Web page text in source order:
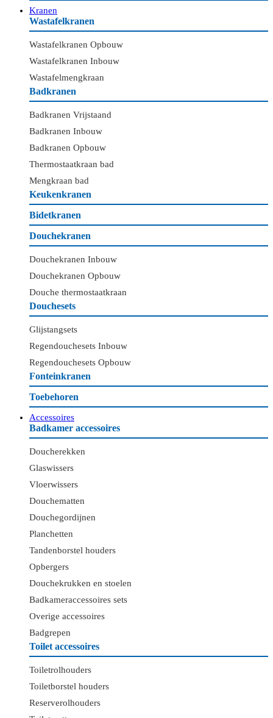
Kranen
Wastafelkranen
Wastafelkranen Opbouw
Wastafelkranen Inbouw
Wastafelmengkraan
Badkranen
Badkranen Vrijstaand
Badkranen Inbouw
Badkranen Opbouw
Thermostaatkraan bad
Mengkraan bad
Keukenkranen
Bidetkranen
Douchekranen
Douchekranen Inbouw
Douchekranen Opbouw
Douche thermostaatkraan
Douchesets
Glijstangsets
Regendouchesets Inbouw
Regendouchesets Opbouw
Fonteinkranen
Toebehoren
Accessoires
Badkamer accessoires
Doucherekken
Glaswissers
Vloerwissers
Douchematten
Douchegordijnen
Planchetten
Tandenborstel houders
Opbergers
Douchekrukken en stoelen
Badkameraccessoires sets
Overige accessoires
Badgrepen
Toilet accessoires
Toiletrolhouders
Toiletborstel houders
Reserverolhouders